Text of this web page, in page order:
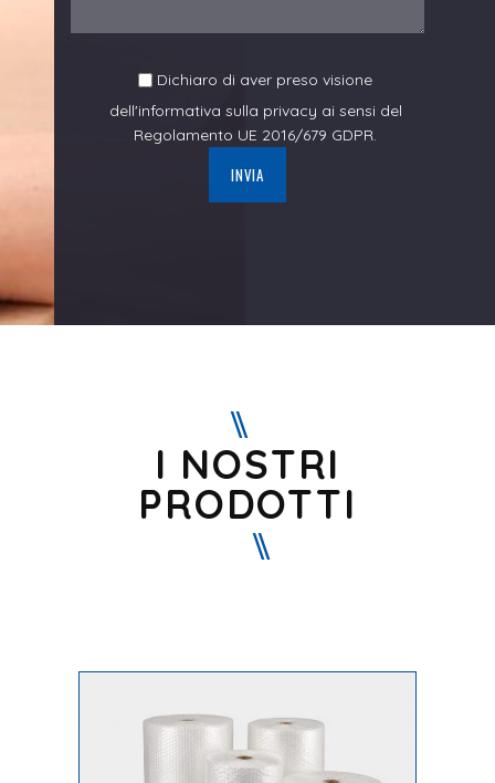
Dichiaro di aver preso visione
dell'informativa sulla privacy ai sensi del
Regolamento UE 2016/679 GDPR.
I NOSTRI
PRODOTTI